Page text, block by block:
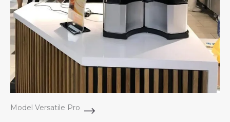
Model Versatile Pro